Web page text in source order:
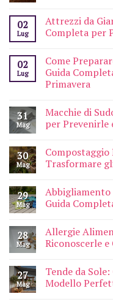
02
Lug
Attrezzi da
Completa per
02
Lug
Come
Guida
Primavera
31
Mag
Macchie di
per Prevenirle
30
Mag
Trasformare
29
Mag
Abbigliamento
Guida
28
Mag
Allergie
Riconoscerle
27
Mag
Tende da
Modello